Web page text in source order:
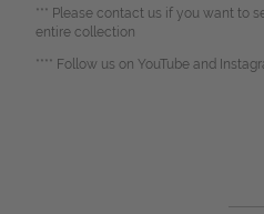
*** Please contact us if you want to
entire collection
**** Follow us on YouTube and